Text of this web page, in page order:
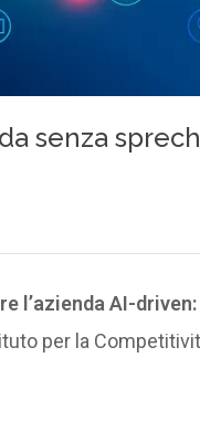
l’azienda AI-
per la